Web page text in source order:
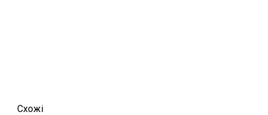
Схожi